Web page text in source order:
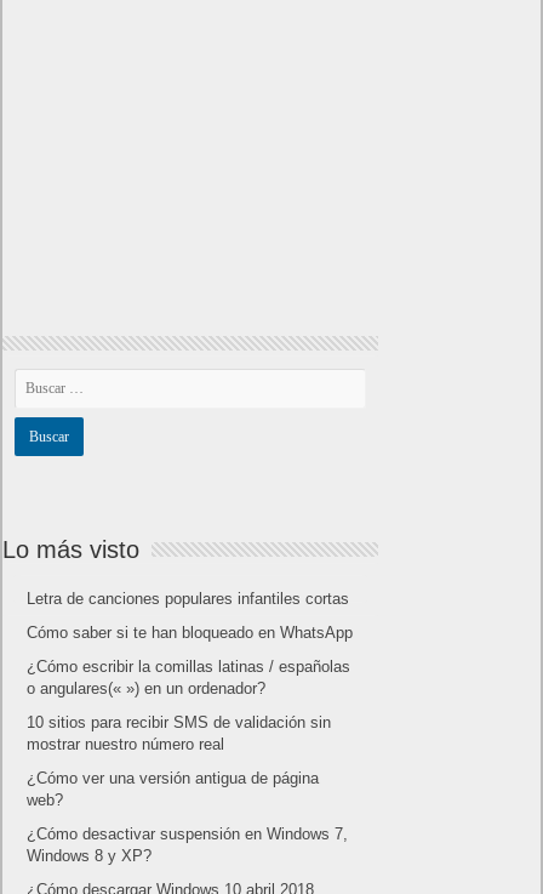
Lo más visto
Letra de canciones populares infantiles cortas
Cómo saber si te han bloqueado en WhatsApp
¿Cómo escribir la comillas latinas / españolas
o angulares(« ») en un ordenador?
10 sitios para recibir SMS de validación sin
mostrar nuestro número real
¿Cómo ver una versión antigua de página
web?
¿Cómo desactivar suspensión en Windows 7,
Windows 8 y XP?
¿Cómo descargar Windows 10 abril 2018